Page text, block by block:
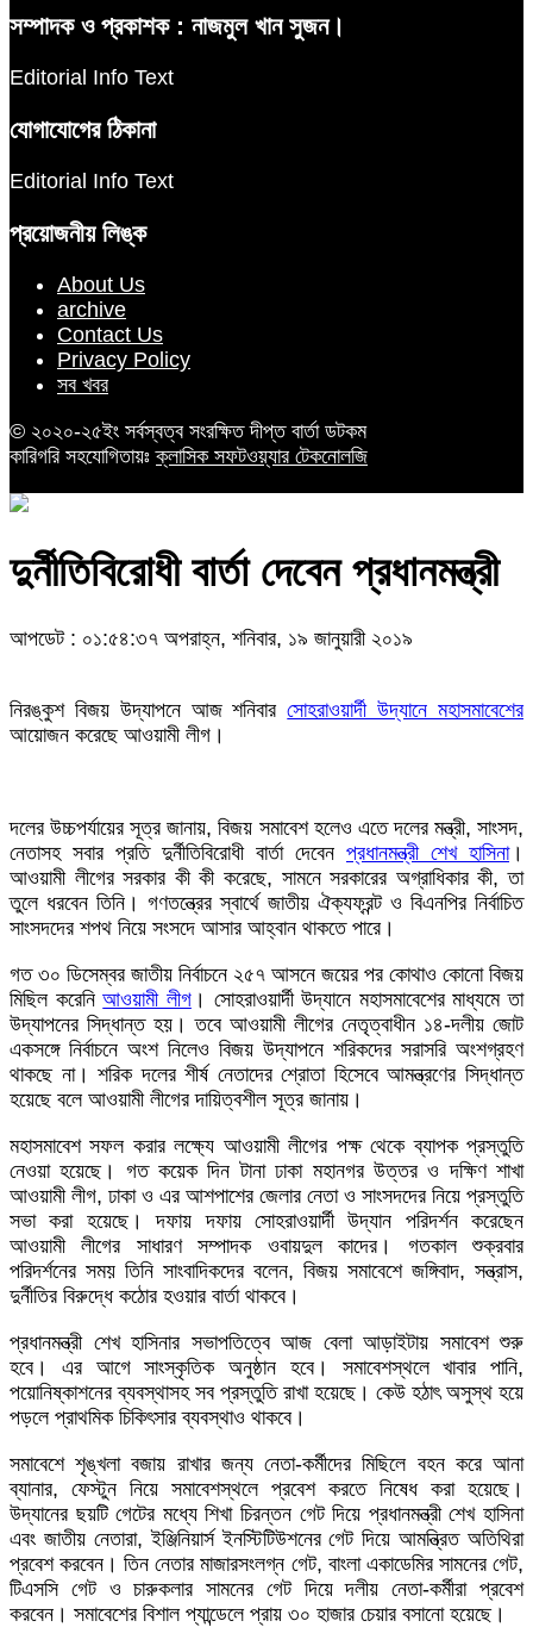
সম্পাদক ও প্রকাশক : নাজমুল খান সুজন।
Editorial Info Text
যোগাযোগের ঠিকানা
Editorial Info Text
প্রয়োজনীয় লিঙ্ক
About Us
archive
Contact Us
Privacy Policy
সব খবর
© ২০২০-২৫ইং সর্বস্বত্ব সংরক্ষিত দীপ্ত বার্তা ডটকম
কারিগরি সহযোগিতায়ঃক্লাসিক সফটওয়্যার টেকনোলজি
দুর্নীতিবিরোধী বার্তা দেবেন প্রধানমন্ত্রী
আপডেট : ০১:৫৪:৩৭ অপরাহ্ন, শনিবার, ১৯ জানুয়ারী ২০১৯
নিরঙ্কুশ বিজয় উদ্‌যাপনে আজ শনিবারসোহরাওয়ার্দী উদ্যানে মহাসমাবেশের
আয়োজন করেছে আওয়ামী লীগ।
দলের উচ্চপর্যায়ের সূত্র জানায়, বিজয় সমাবেশ হলেও এতে দলের মন্ত্রী, সাংসদ,
নেতাসহ সবার প্রতি দুর্নীতিবিরোধী বার্তা দেবেন প্রধানমন্ত্রী শেখ হাসিনা।
আওয়ামী লীগের সরকার কী কী করেছে, সামনে সরকারের অগ্রাধিকার কী, তা
তুলে ধরবেন তিনি। গণতন্ত্রের স্বার্থে জাতীয় ঐক্যফ্রন্ট ও বিএনপির নির্বাচিত
সাংসদদের শপথ নিয়ে সংসদে আসার আহ্বান থাকতে পারে।
গত ৩০ ডিসেম্বর জাতীয় নির্বাচনে ২৫৭ আসনে জয়ের পর কোথাও কোনো বিজয়
মিছিল করেনিআওয়ামী লীগ। সোহরাওয়ার্দী উদ্যানে মহাসমাবেশের মাধ্যমে তা
উদ্‌যাপনের সিদ্ধান্ত হয়। তবে আওয়ামী লীগের নেতৃত্বাধীন ১৪-দলীয় জোট
একসঙ্গে নির্বাচনে অংশ নিলেও বিজয় উদ্‌যাপনে শরিকদের সরাসরি অংশগ্রহণ
থাকছে না। শরিক দলের শীর্ষ নেতাদের শ্রোতা হিসেবে আমন্ত্রণের সিদ্ধান্ত
হয়েছে বলে আওয়ামী লীগের দায়িত্বশীল সূত্র জানায়।
মহাসমাবেশ সফল করার লক্ষ্যে আওয়ামী লীগের পক্ষ থেকে ব্যাপক প্রস্তুতি
নেওয়া হয়েছে। গত কয়েক দিন টানা ঢাকা মহানগর উত্তর ও দক্ষিণ শাখা
আওয়ামী লীগ, ঢাকা ও এর আশপাশের জেলার নেতা ও সাংসদদের নিয়ে প্রস্তুতি
সভা করা হয়েছে। দফায় দফায় সোহরাওয়ার্দী উদ্যান পরিদর্শন করেছেন
আওয়ামী লীগের সাধারণ সম্পাদক ওবায়দুল কাদের। গতকাল শুক্রবার
পরিদর্শনের সময় তিনি সাংবাদিকদের বলেন, বিজয় সমাবেশে জঙ্গিবাদ, সন্ত্রাস,
দুর্নীতির বিরুদ্ধে কঠোর হওয়ার বার্তা থাকবে।
প্রধানমন্ত্রী শেখ হাসিনার সভাপতিত্বে আজ বেলা আড়াইটায় সমাবেশ শুরু
হবে। এর আগে সাংস্কৃতিক অনুষ্ঠান হবে। সমাবেশস্থলে খাবার পানি,
পয়োনিষ্কাশনের ব্যবস্থাসহ সব প্রস্তুতি রাখা হয়েছে। কেউ হঠাৎ অসুস্থ হয়ে
পড়লে প্রাথমিক চিকিৎসার ব্যবস্থাও থাকবে।
সমাবেশে শৃঙ্খলা বজায় রাখার জন্য নেতা-কর্মীদের মিছিলে বহন করে আনা
ব্যানার, ফেস্টুন নিয়ে সমাবেশস্থলে প্রবেশ করতে নিষেধ করা হয়েছে।
উদ্যানের ছয়টি গেটের মধ্যে শিখা চিরন্তন গেট দিয়ে প্রধানমন্ত্রী শেখ হাসিনা
এবং জাতীয় নেতারা, ইঞ্জিনিয়ার্স ইনস্টিটিউশনের গেট দিয়ে আমন্ত্রিত অতিথিরা
প্রবেশ করবেন। তিন নেতার মাজারসংলগ্ন গেট, বাংলা একাডেমির সামনের গেট,
টিএসসি গেট ও চারুকলার সামনের গেট দিয়ে দলীয় নেতা-কর্মীরা প্রবেশ
করবেন। সমাবেশের বিশাল প্যান্ডেলে প্রায় ৩০ হাজার চেয়ার বসানো হয়েছে।